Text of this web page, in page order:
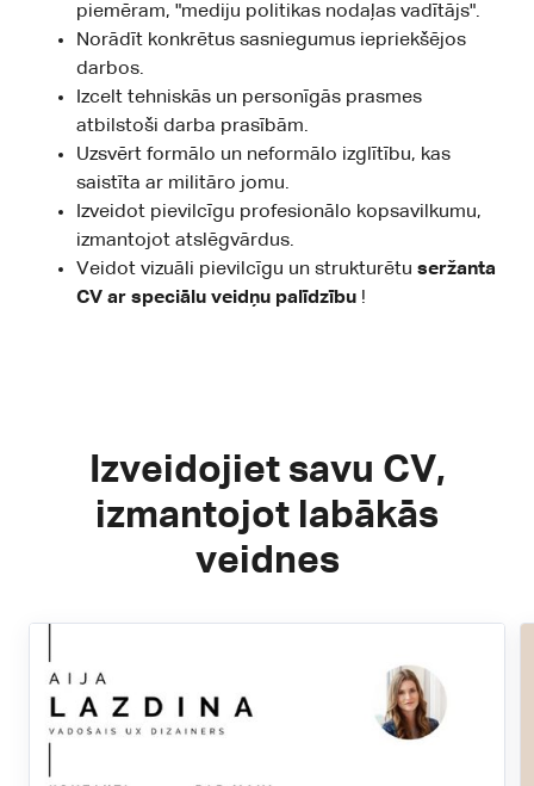
piemēram, "mediju politikas nodaļas vadītājs".
Norādīt konkrētus sasniegumus iepriekšējos
darbos.
Izcelt tehniskās un personīgās prasmes
atbilstoši darba prasībām.
Uzsvērt formālo un neformālo izglītību, kas
saistīta ar militāro jomu.
Izveidot pievilcīgu profesionālo kopsavilkumu,
izmantojot atslēgvārdus.
Veidot vizuāli pievilcīgu un strukturētu seržanta
CV ar speciālu veidņu palīdzību !
Izveidojiet savu CV,
izmantojot labākās
veidnes